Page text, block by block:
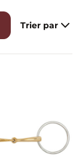
Trier par